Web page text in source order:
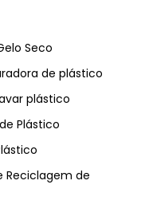
Seco
de plástico
plástico
Plástico
Reciclagem de